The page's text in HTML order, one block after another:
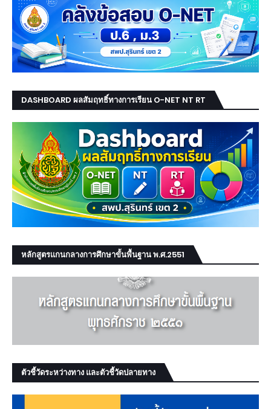
DASHBOARD ผลสัมฤทธิ์ทางการเรียน O-NET NT RT
หลักสูตรแกนกลางการศึกษาขั้นพื้นฐาน พ.ศ.2551
ตัวชี้วัดระหว่างทาง และตัวชี้วัดปลายทาง